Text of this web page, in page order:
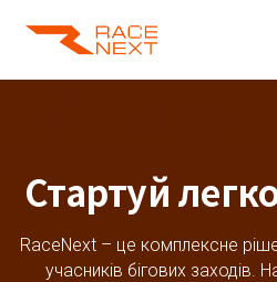
Стартуй
RaceNext – це комплексне
учасників бігових заходів.